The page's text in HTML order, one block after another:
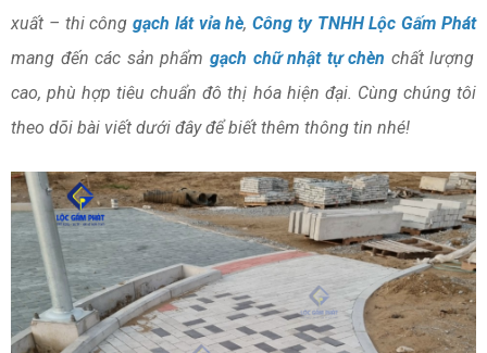
xuất – thi cônggạch lát vỉa hè,Công ty TNHH Lộc Gấm Phát
mang đến các sản phẩm gạch chữ nhật tự chèn chất lượng
cao, phù hợp tiêu chuẩn đô thị hóa hiện đại. Cùng chúng tôi
theo dõi bài viết dưới đây để biết thêm thông tin nhé!